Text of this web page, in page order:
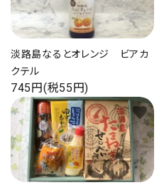
淡路島なるとオレンジ ビアカ
クテル
745円(税55円)
favorite